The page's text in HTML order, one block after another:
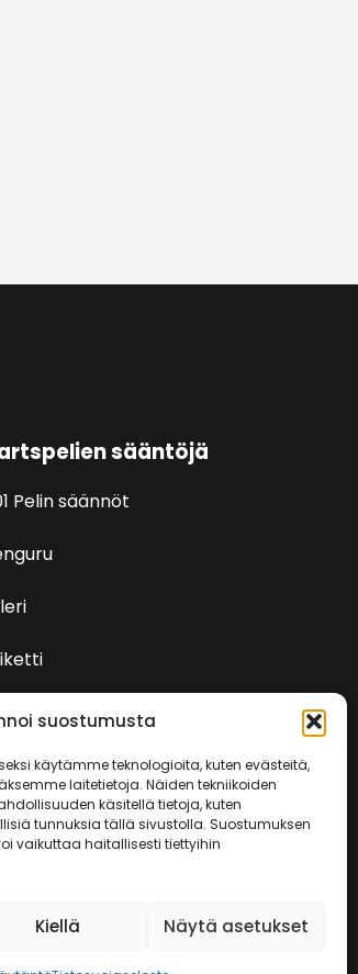
suostumusta
käytämme teknologioita, kuten evästeitä,
laitetietoja. Näiden tekniikoiden
käsitellä tietoja, kuten
tunnuksia tällä sivustolla. Suostumuksen
vaikuttaa haitallisesti tiettyihin
Kiellä Näytä asetukset
sääntöjä
Pelin säännöt